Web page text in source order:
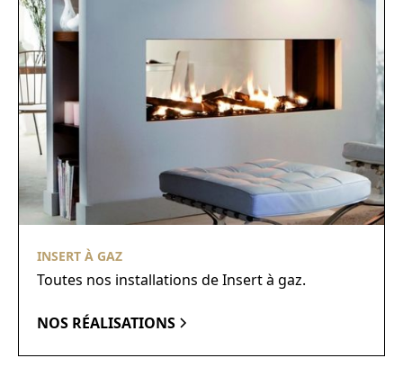
INSERT À GAZ
Toutes nos installations de Insert à gaz.
NOS RÉALISATIONS